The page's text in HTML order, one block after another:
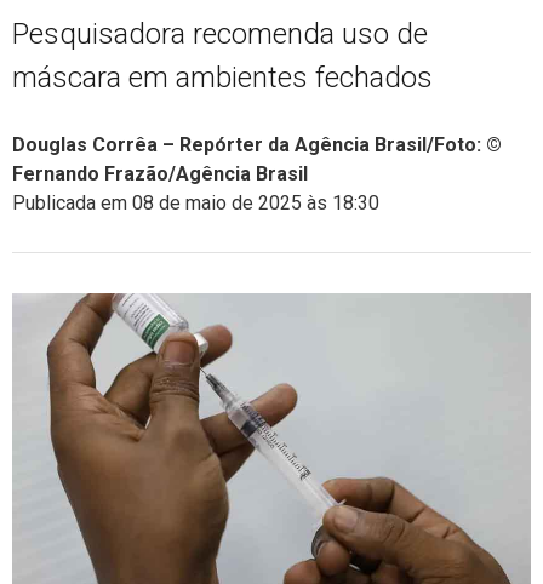
Pesquisadora recomenda uso de
máscara em ambientes fechados
Douglas Corrêa – Repórter da Agência Brasil/Foto: ©
Fernando Frazão/Agência Brasil
Publicada em 08 de maio de 2025 às 18:30